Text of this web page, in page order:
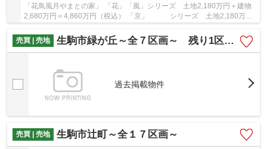
「花鳥風月やまとの家」 「花」「風」シリーズ 土地2,180万円＋建物
2,680万円＝4,860万円（税込） 「京」 シリーズ 土地2,180万円
＋建物2,480万円＝4,660万円（税込） やまと不...
売買 | 売地
生駒市緑が丘～全７区画～ 残り1区画です
過去掲載物件
売買 | 売地 生駒市辻町～全１７区画～